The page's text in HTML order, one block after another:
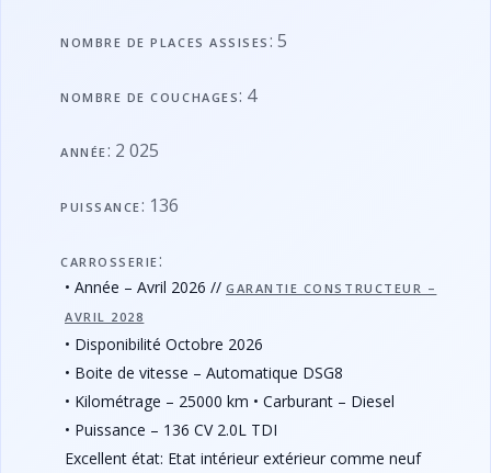
NOMBRE DE PLACES ASSISES : 5
NOMBRE DE COUCHAGES: 4
ANNÉE: 2 025
PUISSANCE: 136
CARROSSERIE:
• Année – Avril 2026 // GARANTIE CONSTRUCTEUR –
AVRIL 2028
• Disponibilité Octobre 2026
• Boite de vitesse – Automatique DSG8
• Kilométrage – 25000 km • Carburant – Diesel
• Puissance – 136 CV 2.0L TDI
Excellent état: Etat intérieur extérieur comme neuf